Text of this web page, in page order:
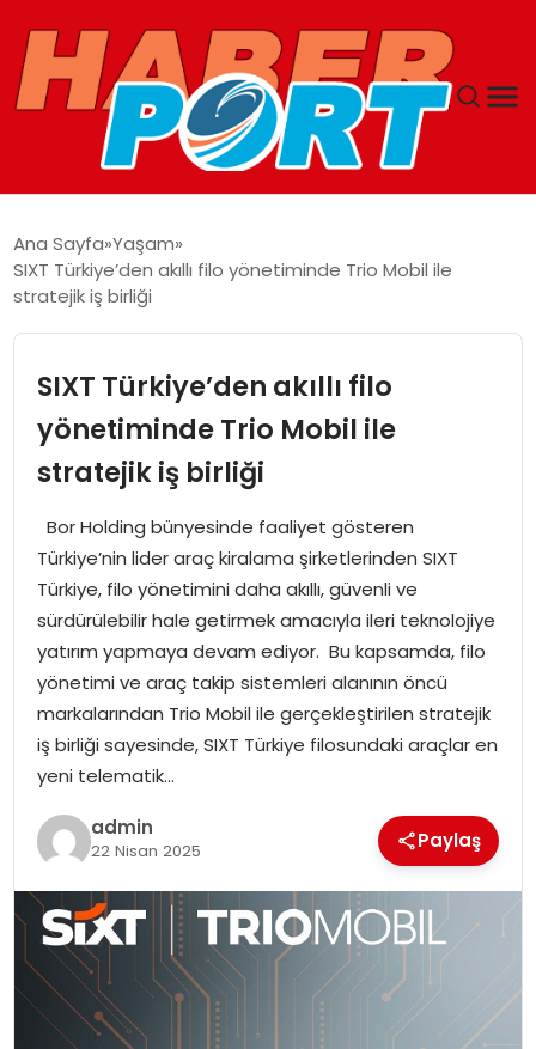
GUNCEL
SPOR
MAGAZIN
SPOR
EĞITIM
OTOMOBIL
TEKNOLOJI
EKONOMI
Ana Sayfa Yaşam
SIXT Türkiye’den akıllı filo yönetiminde Trio Mobil ile
stratejik iş birliği
SIXT Türkiye’den akıllı filo
yönetiminde Trio Mobil ile
stratejik iş birliği
Bor Holding bünyesinde faaliyet gösteren
Türkiye’nin lider araç kiralama şirketlerinden SIXT
Türkiye, filo yönetimini daha akıllı, güvenli ve
sürdürülebilir hale getirmek amacıyla ileri teknolojiye
yatırım yapmaya devam ediyor. Bu kapsamda, filo
yönetimi ve araç takip sistemleri alanının öncü
markalarından Trio Mobil ile gerçekleştirilen stratejik
iş birliği sayesinde, SIXT Türkiye filosundaki araçlar en
yeni telematik…
admin
22 Nisan 2025 Paylaş